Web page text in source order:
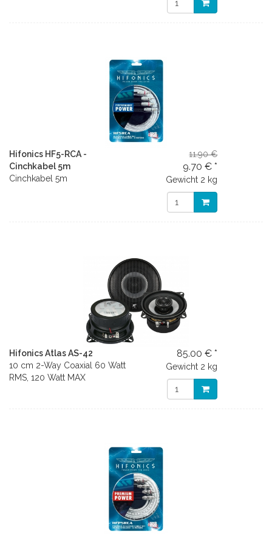
Hifonics HF5-RCA -
Cinchkabel 5m
Cinchkabel 5m
11.90 €
9.70 € *
Gewicht 2 kg
Hifonics Atlas AS-42
10 cm 2-Way Coaxial 60 Watt
RMS, 120 Watt MAX
85.00 € *
Gewicht 2 kg